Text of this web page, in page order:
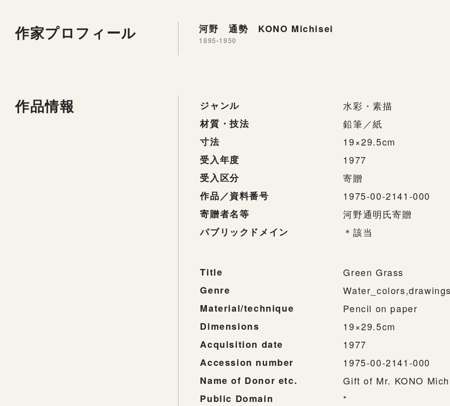
作家プロフィール 河野 通勢 KONO Michisei
1895-1950
作品情報 ジャンル
水彩・素描
材質・技法
鉛筆／紙
寸法
19×29.5cm
受入年度
1977
受入区分
寄贈
作品／資料番号
1975-00-2141-000
寄贈者名等
河野通明氏寄贈
パブリックドメイン
＊該当
Title
Green Grass
Genre
Material/technique
Pencil on paper
Dimensions
19×29.5cm
Acquisition date
1977
Accession number
1975-00-2141-000
Name of Donor etc.
Gift of Mr. KONO
Public Domain
*